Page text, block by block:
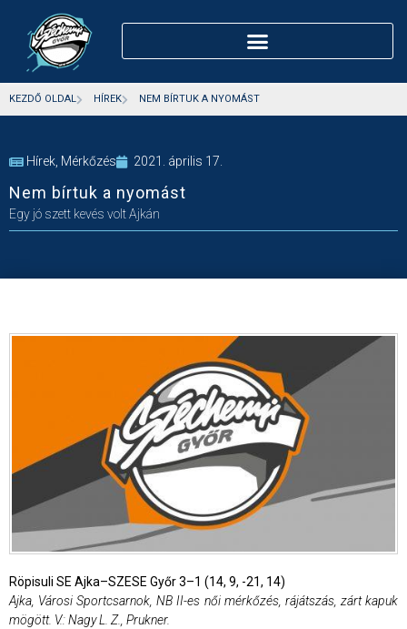
KEZDŐ OLDAL HÍREK NEM BÍRTUK A NYOMÁST
Hírek Mérkőzés 2021. április 17.
Nem bírtuk a nyomást
Egy jó szett kevés volt Ajkán
Röpisuli SE Ajka–SZESE Győr 3–1 (14, 9, -21, 14)
Ajka, Városi Sportcsarnok, NB II-es női mérkőzés, rájátszás, zárt kapuk
mögött. V.: Nagy L. Z., Prukner.